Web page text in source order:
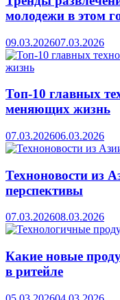
молодежи в этом
09.03.202607.03.2026
Топ-10 главных
меняющих жизнь
07.03.202606.03.2026
Техноновости из
перспективы
07.03.202608.03.2026
Какие новые
в ритейле